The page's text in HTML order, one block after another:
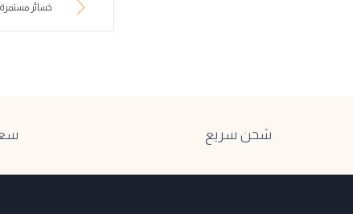
خسائر
شحن سريع